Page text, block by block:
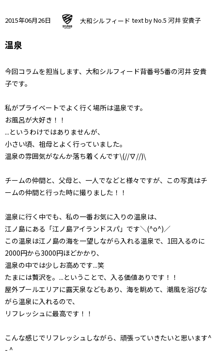
2015年06月26日 大和シルフィード text by No.5 河井 安貴子
温泉
今回コラムを担当します、大和シルフィード背番号5番の河井 安貴
子です。
私がプライベートでよく行く場所は温泉です。
お風呂が大好き！！
...というわけではありませんが、
小さい頃、祖母とよく行っていました。
温泉の雰囲気がなんか落ち着くんです\(//∇//)\
チームの仲間と、父母と、一人でなどと様々ですが、この写真はチ
ームの仲間と行った時に撮りました！！
温泉に行く中でも、私の一番お気に入りの温泉は、
江ノ島にある「江ノ島アイランドスパ」です＼(^o^)／
この温泉は江ノ島の海を一望しながら入れる温泉で、1回入るのに
2000円から3000円ほどかかり、
温泉の中では少しお高めです...笑
たまには贅沢を。...ということで、入る価値ありです！！
屋外プールエリアに露天泉などもあり、海を眺めて、潮風を浴びな
がら温泉に入れるので、
リフレッシュに最高です！！
こんな感じでリフレッシュしながら、頑張っていきたいと思います^
- ^